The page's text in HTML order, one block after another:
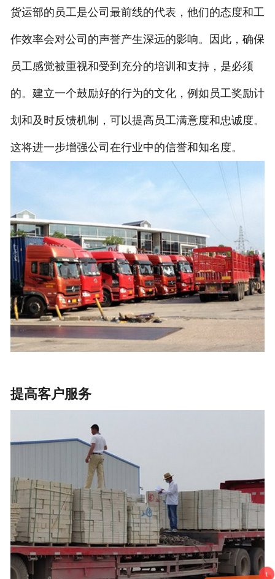
货运部的员工是公司最前线的代表，他们的态度和工
作效率会对公司的声誉产生深远的影响。因此，确保
员工感觉被重视和受到充分的培训和支持，是必须
的。建立一个鼓励好的行为的文化，例如员工奖励计
划和及时反馈机制，可以提高员工满意度和忠诚度。
这将进一步增强公司在行业中的信誉和知名度。
提高客户服务
1